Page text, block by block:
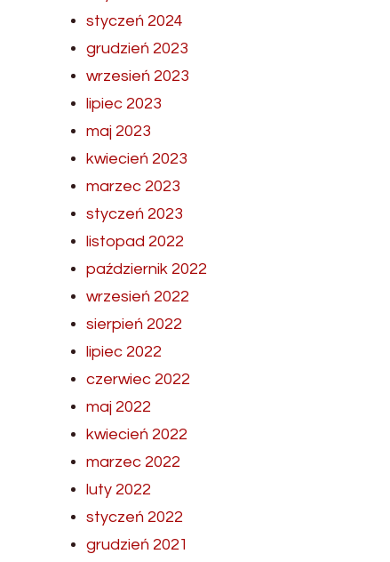
styczeń 2024
grudzień 2023
wrzesień 2023
lipiec 2023
maj 2023
kwiecień 2023
marzec 2023
styczeń 2023
listopad 2022
październik 2022
wrzesień 2022
sierpień 2022
lipiec 2022
czerwiec 2022
maj 2022
kwiecień 2022
marzec 2022
luty 2022
styczeń 2022
grudzień 2021